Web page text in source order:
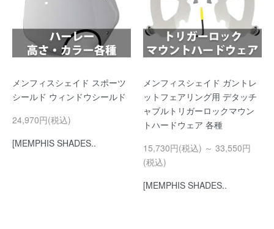
メンフィスシェイド スポーツ
シールド ウィンドウシールド
24,970円(税込)
[MEMPHIS SHADES..
メンフィスシェイド ガントレ
ットフェアリング用 デタッチ
ャブルトリガーロックマウン
トハードウェア 各種
15,730円(税込) ～ 33,550円
(税込)
[MEMPHIS SHADES..